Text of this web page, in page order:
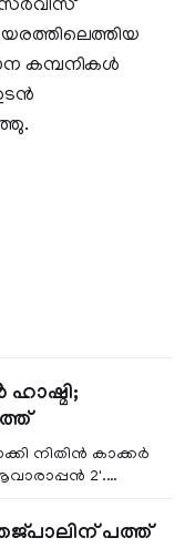
സര്‍വീസ്
കമ്പനികള്‍
ഹാഷ്മി;
നിതിൻ കാക്കർ
2'.
പത്ത്